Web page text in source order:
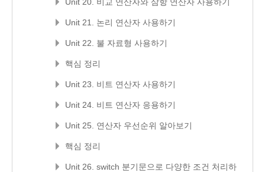
Unit 21. 논리 연산자 사용하기
Unit 22. 불 자료형 사용하기
핵심 정리
Unit 23. 비트 연산자 사용하기
Unit 24. 비트 연산자 응용하기
Unit 25. 연산자 우선순위 알아보기
핵심 정리
Unit 26. switch 분기문으로 다양한 조건 처리하